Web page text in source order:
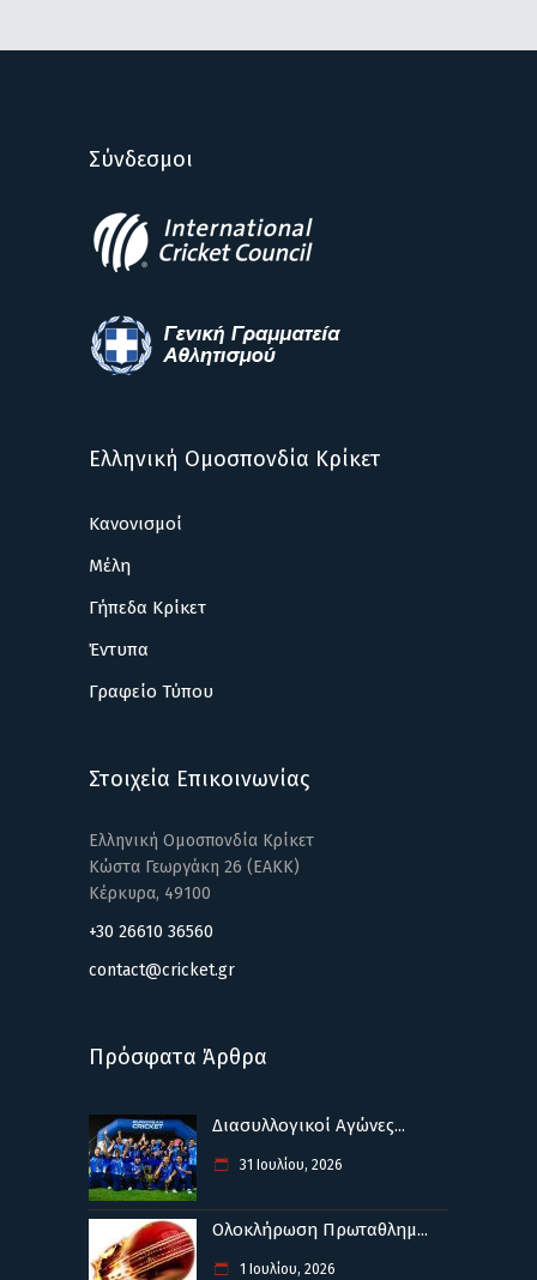
Σύνδεσμοι
Ελληνική Ομοσπονδία Κρίκετ
Κανονισμοί
Μέλη
Γήπεδα Κρίκετ
Έντυπα
Γραφείο Τύπου
Στοιχεία Επικοινωνίας
Ελληνική Ομοσπονδία Κρίκετ
Κώστα Γεωργάκη 26 (ΕΑΚΚ)
Κέρκυρα, 49100
+30 26610 36560
contact@cricket.gr
Πρόσφατα Άρθρα
Διασυλλογικοί Αγώνες...
31 Ιουλίου, 2026
Ολοκλήρωση Πρωταθλημ...
1 Ιουλίου, 2026